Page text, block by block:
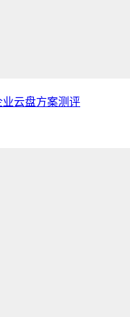
云盘方案测评